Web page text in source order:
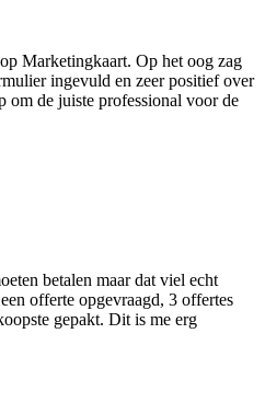
Marketingkaart. Op het oog zag
ingevuld en zeer positief over
de juiste professional voor de
betalen maar dat viel echt
offerte opgevraagd, 3 offertes
gepakt. Dit is me erg